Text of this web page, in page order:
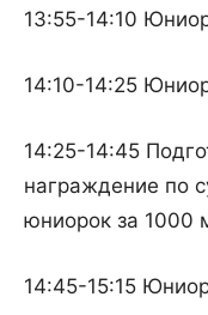
13:55-14:10
14:10-14:25
14:25-14:45
награждение по
юниорок за 1000
14:45-15:15